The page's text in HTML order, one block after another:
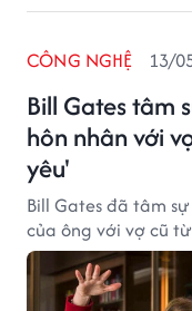
Bill Gates tâm
hôn nhân với
yêu'
CÔNG NGHỆ 13/
Bill Gates đã tâm
của ông với vợ cũ